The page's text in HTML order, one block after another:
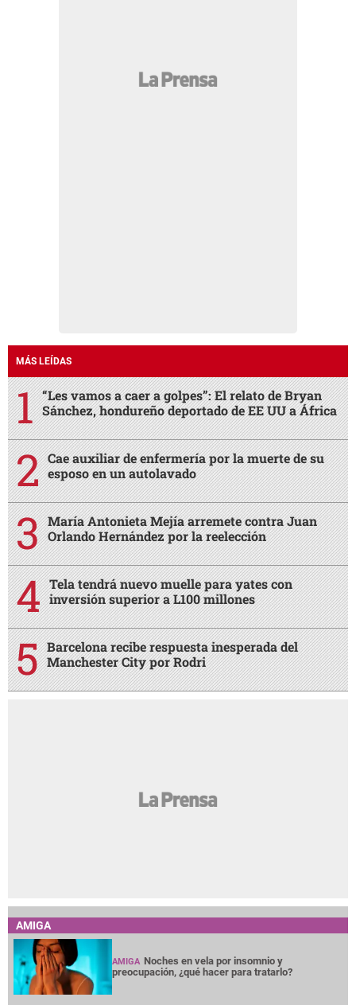
MÁS LEÍDAS
“Les vamos a caer a golpes”: El relato de Bryan
Sánchez, hondureño deportado de EE UU a África
Cae auxiliar de enfermería por la muerte de su
esposo en un autolavado
María Antonieta Mejía arremete contra Juan
Orlando Hernández por la reelección
Tela tendrá nuevo muelle para yates con
inversión superior a L100 millones
Barcelona recibe respuesta inesperada del
Manchester City por Rodri
AMIGA
AMIGA Noches en vela por insomnio y
preocupación, ¿qué hacer para tratarlo?